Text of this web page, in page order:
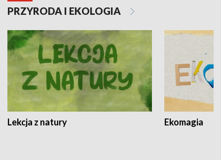
PRZYRODA I EKOLOGIA
Lekcja z natury Ekomagia